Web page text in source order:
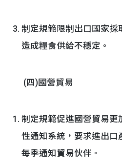
制定規範限制出口國家採
造成糧食供給不穩定。
(四)國營貿易
制定規範促進國營貿易更
性通知系統，要求進出口
每季通知貿易伙伴。